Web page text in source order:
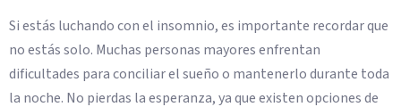
Si estás luchando con el insomnio, es importante recordar que
no estás solo. Muchas personas mayores enfrentan
dificultades para conciliar el sueño o mantenerlo durante toda
la noche. No pierdas la esperanza, ya que existen opciones de